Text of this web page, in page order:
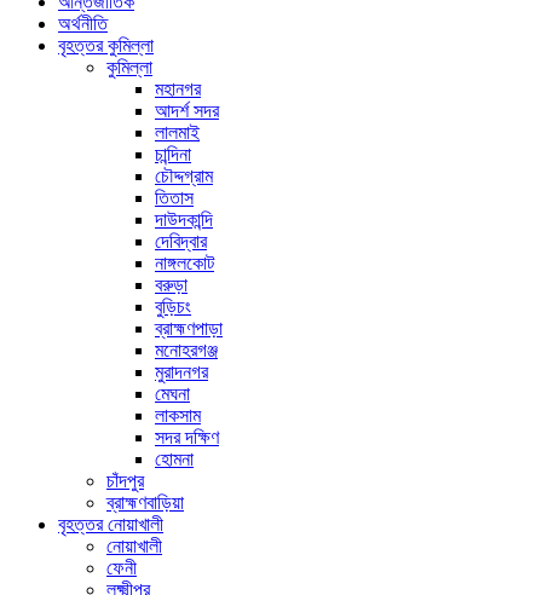
অর্থনীতি
বৃহত্তর কুমিল্লা
কুমিল্লা
মহানগর
আদর্শ সদর
লালমাই
চান্দিনা
চৌদ্দগ্রাম
তিতাস
দাউদকান্দি
দেবিদ্বার
নাঙ্গলকোট
বরুড়া
বুড়িচং
ব্রাহ্মণপাড়া
মনোহরগঞ্জ
মুরাদনগর
মেঘনা
লাকসাম
সদর দক্ষিণ
হোমনা
চাঁদপুর
ব্রাহ্মণবাড়িয়া
বৃহত্তর নোয়াখালী
নোয়াখালী
ফেনী
লক্ষ্মীপুর